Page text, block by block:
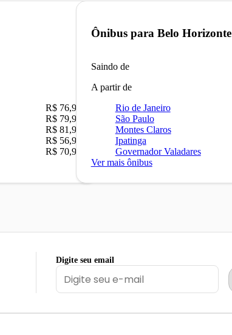
R$ 76,90
R$ 79,90
R$ 81,90
R$ 56,90
R$ 70,90
Ônibus para Belo Horizonte
Saindo de
A partir de
Rio de Janeiro
São Paulo
Montes Claros
Ipatinga
Governador Valadares
Ver mais ônibus
Digite seu email